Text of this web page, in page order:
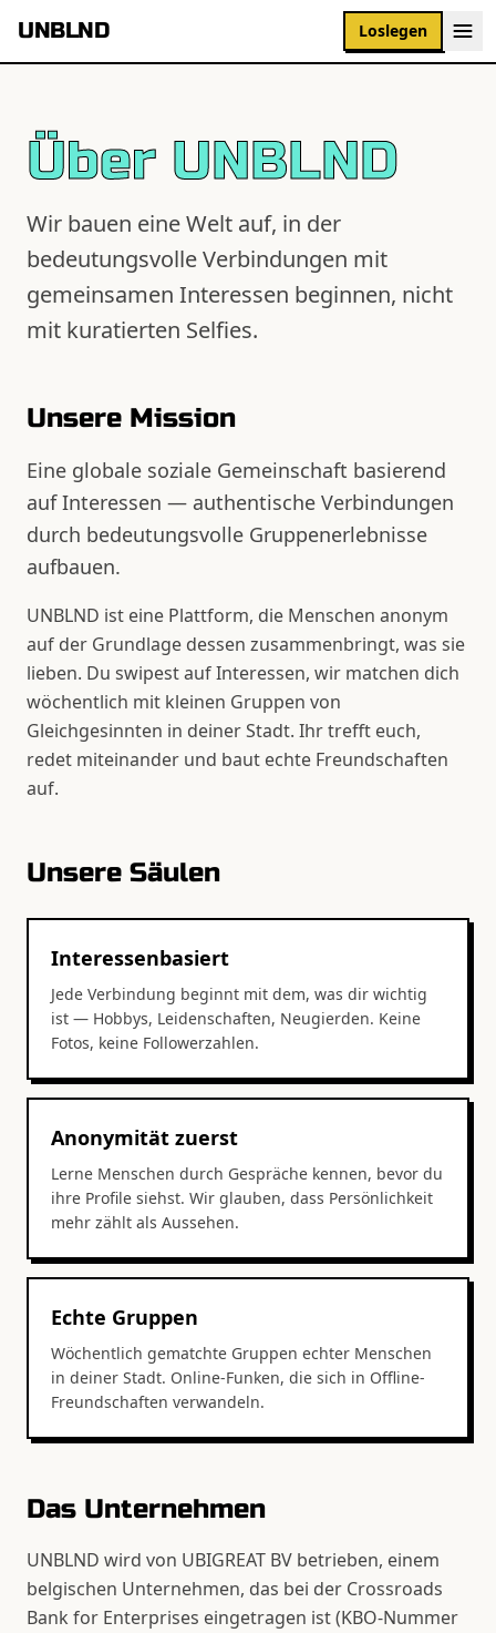
UNBLND Loslegen
Über UNBLND
Wir bauen eine Welt auf, in der
bedeutungsvolle Verbindungen mit
gemeinsamen Interessen beginnen, nicht
mit kuratierten Selfies.
Unsere Mission
Eine globale soziale Gemeinschaft basierend
auf Interessen — authentische Verbindungen
durch bedeutungsvolle Gruppenerlebnisse
aufbauen.
UNBLND ist eine Plattform, die Menschen anonym
auf der Grundlage dessen zusammenbringt, was sie
lieben. Du swipest auf Interessen, wir matchen dich
wöchentlich mit kleinen Gruppen von
Gleichgesinnten in deiner Stadt. Ihr trefft euch,
redet miteinander und baut echte Freundschaften
auf.
Unsere Säulen
Interessenbasiert
Jede Verbindung beginnt mit dem, was dir wichtig
ist — Hobbys, Leidenschaften, Neugierden. Keine
Fotos, keine Followerzahlen.
Anonymität zuerst
Lerne Menschen durch Gespräche kennen, bevor du
ihre Profile siehst. Wir glauben, dass Persönlichkeit
mehr zählt als Aussehen.
Echte Gruppen
Wöchentlich gematchte Gruppen echter Menschen
in deiner Stadt. Online-Funken, die sich in Offline-
Freundschaften verwandeln.
Das Unternehmen
UNBLND wird von UBIGREAT BV betrieben, einem
belgischen Unternehmen, das bei der Crossroads
Bank for Enterprises eingetragen ist (KBO-Nummer